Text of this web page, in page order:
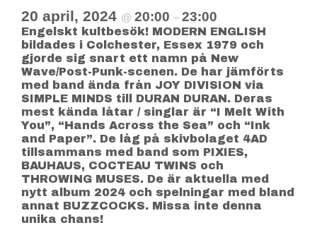
20 april, 2024 @ 20:00 – 23:00
Engelskt kultbesök! MODERN ENGLISH
bildades i Colchester, Essex 1979 och
gjorde sig snart ett namn på New
Wave/Post-Punk-scenen. De har jämförts
med band ända från JOY DIVISION via
SIMPLE MINDS till DURAN DURAN. Deras
mest kända låtar / singlar är “I Melt With
You”, “Hands Across the Sea” och “Ink
and Paper”. De låg på skivbolaget 4AD
tillsammans med band som PIXIES,
BAUHAUS, COCTEAU TWINS och
THROWING MUSES. De är aktuella med
nytt album 2024 och spelningar med bland
annat BUZZCOCKS. Missa inte denna
unika chans!